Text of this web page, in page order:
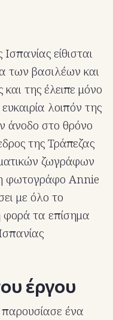
είθισται
των βασιλέων και
της έλειπε μόνο
λοιπόν της
άνοδο στο θρόνο
της Τράπεζας
ζωγράφων
φωτογράφο Annie
με όλο το
φορά τα επίσημα
έργου
ένα